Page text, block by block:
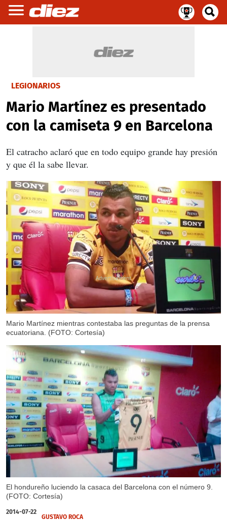
LEGIONARIOS
Mario Martínez es presentado
con la camiseta 9 en Barcelona
El catracho aclaró que en todo equipo grande hay presión
y que él la sabe llevar.
Mario Martínez mientras contestaba las preguntas de la prensa
ecuatoriana. (FOTO: Cortesía)
El hondureño luciendo la casaca del Barcelona con el número 9.
(FOTO: Cortesía)
X
2014-07-22
GUSTAVO ROCA